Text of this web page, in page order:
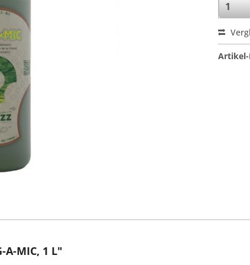
Artikel-
MIC, 1 L"